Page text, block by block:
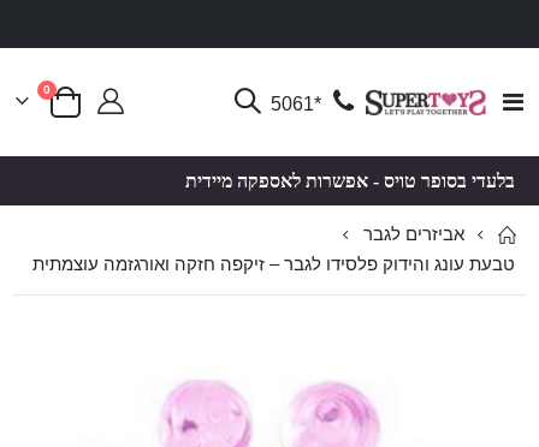
Toggle
*5061 סל קניות
0פריטים
בלעדי בסופר טויס - אפשרות לאספקה מיידית
אביזרים לגבר
טבעת עונג והידוק פלסידו לגבר – זיקפה חזקה ואורגזמה עוצמתית